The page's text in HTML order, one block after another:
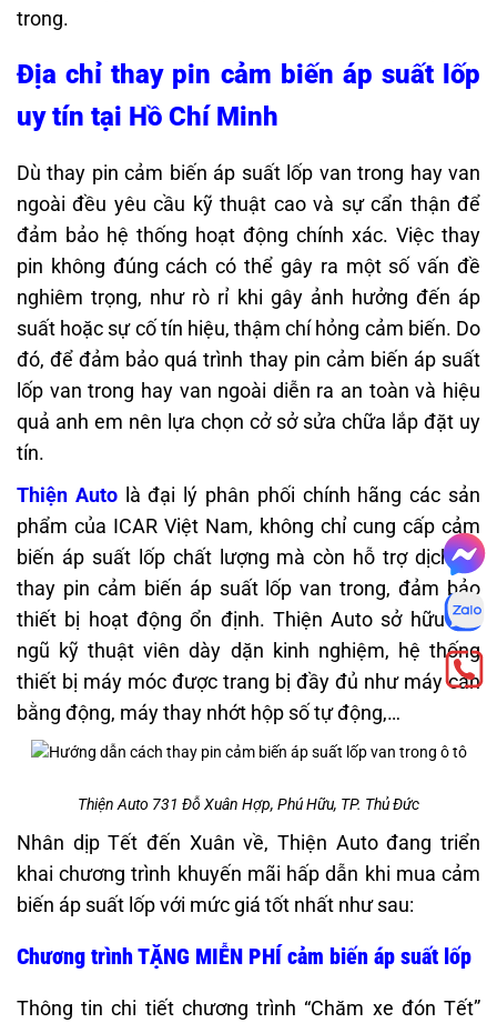
trong.
Địa chỉ thay pin cảm biến áp suất lốp
uy tín tại Hồ Chí Minh
Dù thay pin cảm biến áp suất lốp van trong hay van
ngoài đều yêu cầu kỹ thuật cao và sự cẩn thận để
đảm bảo hệ thống hoạt động chính xác. Việc thay
pin không đúng cách có thể gây ra một số vấn đề
nghiêm trọng, như rò rỉ khi gây ảnh hưởng đến áp
suất hoặc sự cố tín hiệu, thậm chí hỏng cảm biến. Do
đó, để đảm bảo quá trình thay pin cảm biến áp suất
lốp van trong hay van ngoài diễn ra an toàn và hiệu
quả anh em nên lựa chọn cở sở sửa chữa lắp đặt uy
tín.
Thiện Autolà đại lý phân phối chính hãng các sản
phẩm của ICAR Việt Nam, không chỉ cung cấp cảm
biến áp suất lốp chất lượng mà còn hỗ trợ dịch vụ
thay pin cảm biến áp suất lốp van trong, đảm bảo
thiết bị hoạt động ổn định. Thiện Auto sở hữu đội
ngũ kỹ thuật viên dày dặn kinh nghiệm, hệ thống
thiết bị máy móc được trang bị đầy đủ như máy cân
bằng động, máy thay nhớt hộp số tự động,…
Thiện Auto 731 Đỗ Xuân Hợp, Phú Hữu, TP. Thủ Đức
Nhân dịp Tết đến Xuân về, Thiện Auto đang triển
khai chương trình khuyến mãi hấp dẫn khi mua cảm
biến áp suất lốp với mức giá tốt nhất như sau:
Chương trình TẶNG MIỄN PHÍ cảm biến áp suất lốp
Thông tin chi tiết chương trình “Chăm xe đón Tết”